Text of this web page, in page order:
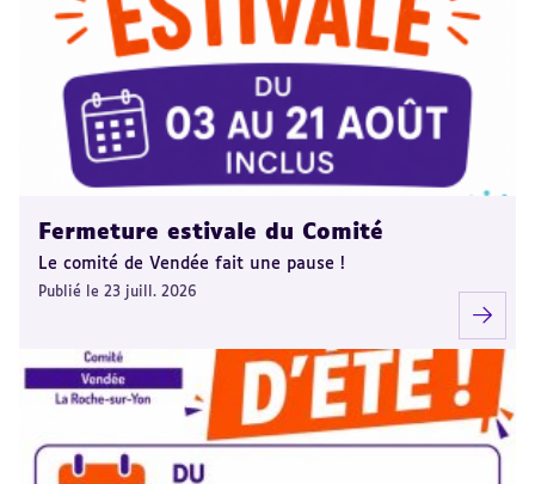
Fermeture estivale du Comité
Le comité de Vendée fait une pause !
Publié le 23 juill. 2026